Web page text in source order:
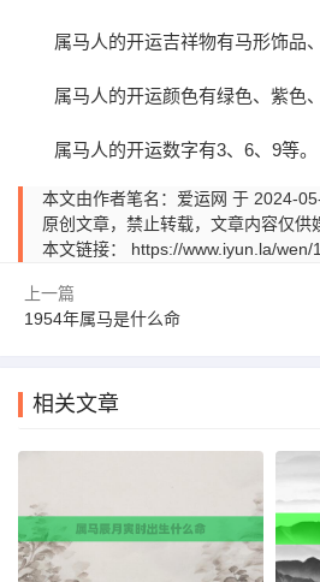
属马人的开运吉祥物有马形饰品
属马人的开运颜色有绿色、紫色
属马人的开运数字有3、6、9等。
本文由作者笔名：爱运网 于 2024-
原创文章，禁止转载，文章内容仅供
本文链接： https://www.iyun.la/wen/
上一篇
1954年属马是什么命
相关文章